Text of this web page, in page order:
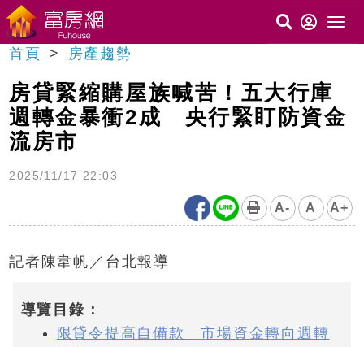
首頁 房產趨勢
房貸緊縮購屋族喊苦！五大行庫
週轉金暴衝2成 央行緊盯防資金
流房市
2025/11/17 22:03
A- A A+
記者陳韋帆／台北報導
導覽目錄：
限貸令提高自備款 市場資金轉向週轉